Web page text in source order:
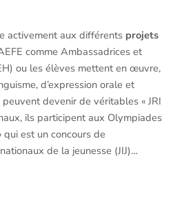
activement aux différents projets
comme Ambassadrices et
ou les élèves mettent en œuvre,
d’expression orale et
devenir de véritables « JRI
ils participent aux Olympiades
est un concours de
de la jeunesse (JIJ)…